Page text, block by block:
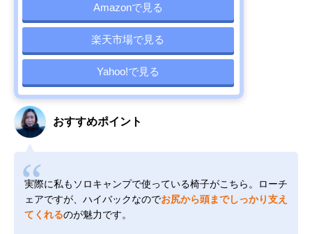
Amazonで見る
楽天市場で見る
Yahoo!で見る
おすすめポイント
実際に私もソロキャンプで使っている椅子がこちら。ローチ
ェアですが、ハイバックなのでお尻から頭までしっかり支え
てくれるのが魅力です。